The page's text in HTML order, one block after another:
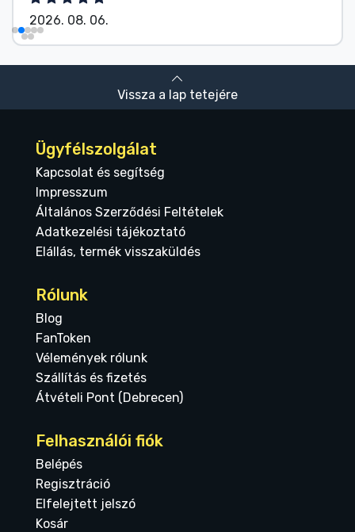
2026. 08. 06.
Vissza a lap tetejére
Ügyfélszolgálat
Kapcsolat és segítség
Impresszum
Általános Szerződési Feltételek
Adatkezelési tájékoztató
Elállás, termék visszaküldés
Rólunk
Blog
FanToken
Vélemények rólunk
Szállítás és fizetés
Átvételi Pont (Debrecen)
Felhasználói fiók
Belépés
Regisztráció
Elfelejtett jelszó
Kosár